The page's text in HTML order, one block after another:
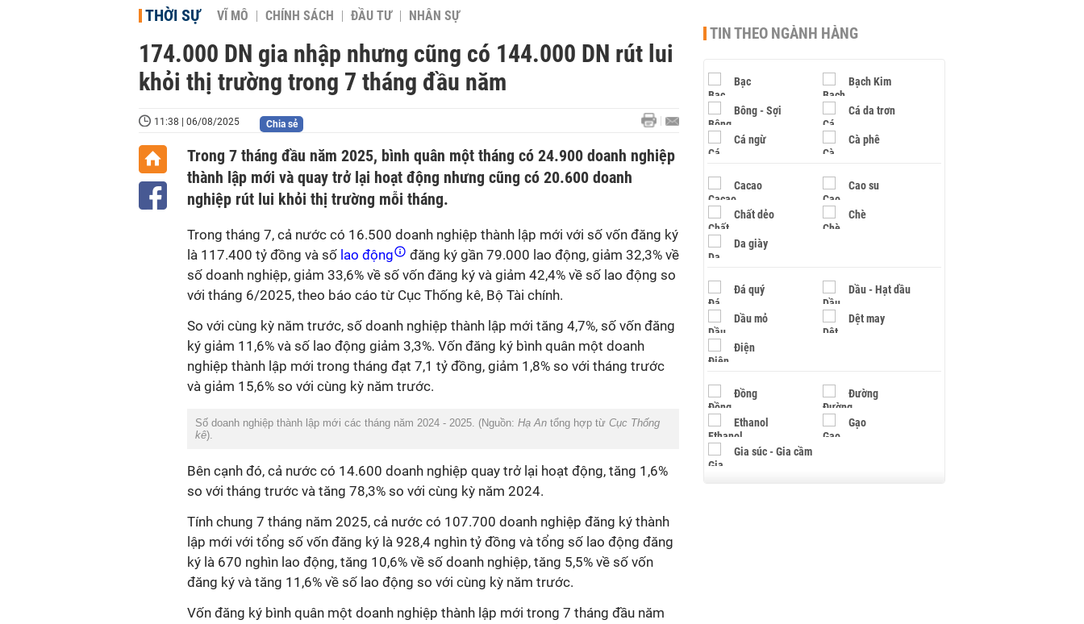
THỜI SỰ VĨ MÔ CHÍNH SÁCH ĐẦU TƯ NHÂN SỰ
174.000 DN gia nhập nhưng cũng có 144.000 DN rút lui
khỏi thị trường trong 7 tháng đầu năm
11:38 | 06/08/2025 Chia sẻ
Trong 7 tháng đầu năm 2025, bình quân một tháng có 24.900 doanh nghiệp
thành lập mới và quay trở lại hoạt động nhưng cũng có 20.600 doanh
nghiệp rút lui khỏi thị trường mỗi tháng.
Trong tháng 7, cả nước có 16.500 doanh nghiệp thành lập mới với số vốn đăng ký
là 117.400 tỷ đồng và số lao động
đăng ký gần 79.000 lao động, giảm 32,3% về
số doanh nghiệp, giảm 33,6% về số vốn đăng ký và giảm 42,4% về số lao động so
với tháng 6/2025, theo báo cáo từ Cục Thống kê, Bộ Tài chính.
So với cùng kỳ năm trước, số doanh nghiệp thành lập mới tăng 4,7%, số vốn đăng
ký giảm 11,6% và số lao động giảm 3,3%. Vốn đăng ký bình quân một doanh
nghiệp thành lập mới trong tháng đạt 7,1 tỷ đồng, giảm 1,8% so với tháng trước
và giảm 15,6% so với cùng kỳ năm trước.
Số doanh nghiệp thành lập mới các tháng năm 2024 - 2025. (Nguồn: Hạ An tổng hợp từ Cục Thống
kê).
Bên cạnh đó, cả nước có 14.600 doanh nghiệp quay trở lại hoạt động, tăng 1,6%
so với tháng trước và tăng 78,3% so với cùng kỳ năm 2024.
Tính chung 7 tháng năm 2025, cả nước có 107.700 doanh nghiệp đăng ký thành
lập mới với tổng số vốn đăng ký là 928,4 nghìn tỷ đồng và tổng số lao động đăng
ký là 670 nghìn lao động, tăng 10,6% về số doanh nghiệp, tăng 5,5% về số vốn
đăng ký và tăng 11,6% về số lao động so với cùng kỳ năm trước.
Vốn đăng ký bình quân một doanh nghiệp thành lập mới trong 7 tháng đầu năm
TIN THEO NGÀNH HÀNG
Bạc Bạch Kim
Bông - Sợi Cá da trơn
Cá ngừ Cà phê
Cacao Cao su
Chất dẻo Chè
Da giày
Đá quý Dầu - Hạt dầu
Dầu mỏ Dệt may
Điện
Đồng Đường
Ethanol Gạo
Gia súc - Gia cầm